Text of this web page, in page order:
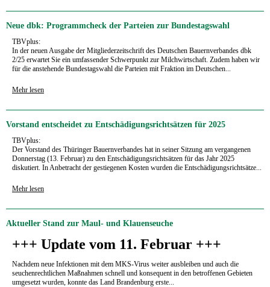
Neue dbk: Programmcheck der Parteien zur Bundestagswahl
TBVplus:
In der neuen Ausgabe der Mitgliederzeitschrift des Deutschen Bauernverbandes dbk
2/25 erwartet Sie ein umfassender Schwerpunkt zur Milchwirtschaft. Zudem haben wir
für die anstehende Bundestagswahl die Parteien mit Fraktion im Deutschen...
Mehr lesen
Vorstand entscheidet zu Entschädigungsrichtsätzen für 2025
TBVplus:
Der Vorstand des Thüringer Bauernverbandes hat in seiner Sitzung am vergangenen
Donnerstag (13. Februar) zu den Entschädigungsrichtsätzen für das Jahr 2025
diskutiert. In Anbetracht der gestiegenen Kosten wurden die Entschädigungsrichtsätze...
Mehr lesen
Aktueller Stand zur Maul- und Klauenseuche
+++ Update vom 11. Februar +++
Nachdem neue Infektionen mit dem MKS-Virus weiter ausbleiben und auch die
seuchenrechtlichen Maßnahmen schnell und konsequent in den betroffenen Gebieten
umgesetzt wurden, konnte das Land Brandenburg erste...